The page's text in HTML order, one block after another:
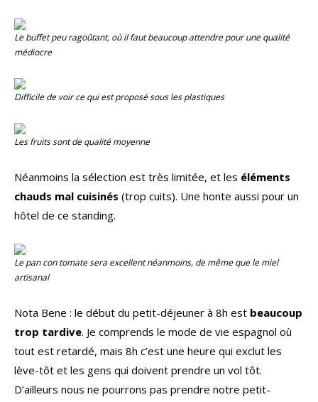
Le buffet peu ragoûtant, où il faut beaucoup attendre pour une qualité
médiocre
Difficile de voir ce qui est proposé sous les plastiques
Les fruits sont de qualité moyenne
Néanmoins la sélection est très limitée, et les éléments
chauds mal cuisinés (trop cuits). Une honte aussi pour un
hôtel de ce standing.
Le pan con tomate sera excellent néanmoins, de même que le miel
artisanal
Nota Bene : le début du petit-déjeuner à 8h est beaucoup
trop tardive. Je comprends le mode de vie espagnol où
tout est retardé, mais 8h c’est une heure qui exclut les
lève-tôt et les gens qui doivent prendre un vol tôt.
D’ailleurs nous ne pourrons pas prendre notre petit-